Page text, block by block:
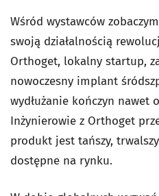
Wśród wystawców
swoją działalnością
Orthoget, lokalny startup,
nowoczesny implant
wydłużanie kończyn nawet
Inżynierowie z Orthoget
produkt jest tańszy,
dostępne na rynku.